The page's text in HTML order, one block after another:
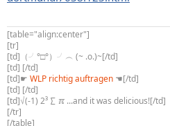
[table="align:center"]
[tr]
[td]（╯°□°）╯︵ (~ .o.)~[/td]
[td] [/td]
[td]☛ WLP richtig auftragen ☚[/td]
[td] [/td]
[td]√(-1) 2³ ∑ ℼ ...and it was delicious![/td]
[/tr]
[/table]